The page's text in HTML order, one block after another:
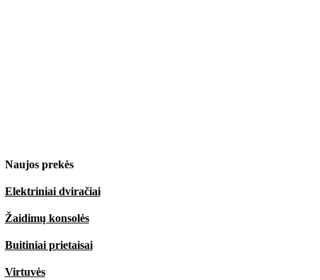
Naujos prekės
Elektriniai dviračiai
Žaidimų konsolės
Buitiniai prietaisai
Virtuvės